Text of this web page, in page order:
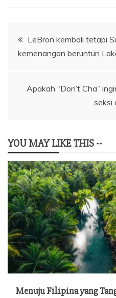
Navigasi
pos
LeBron kembali tetapi
kemenangan beruntun
Apakah “Don’t Cha”
seksi
YOU MAY LIKE THIS --
Menuju Filipina yang